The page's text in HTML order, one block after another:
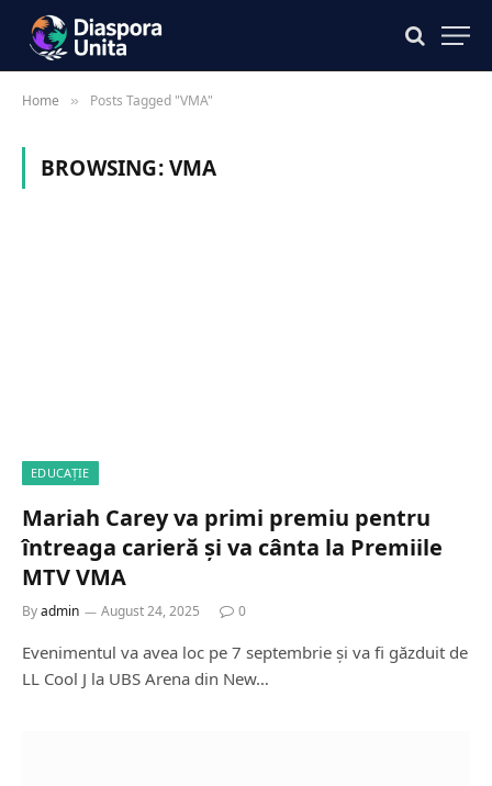
Home » Posts Tagged "VMA"
BROWSING:VMA
EDUCAȚIE
Mariah Carey va primi premiu pentru
întreaga carieră și va cânta la Premiile
MTV VMA
Byadmin August 24, 2025 0
Evenimentul va avea loc pe 7 septembrie și va fi găzduit de
LL Cool J la UBS Arena din New…